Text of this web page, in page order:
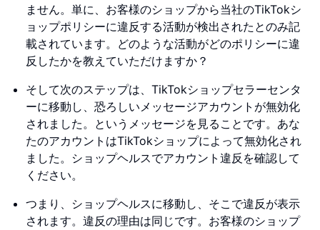
ません。単に、お客様のショップから当社のTikTokシ
ョップポリシーに違反する活動が検出されたとのみ記
載されています。どのような活動がどのポリシーに違
反したかを教えていただけますか？
そして次のステップは、TikTokショップセラーセンタ
ーに移動し、恐ろしいメッセージアカウントが無効化
されました。というメッセージを見ることです。あな
たのアカウントはTikTokショップによって無効化され
ました。ショップヘルスでアカウント違反を確認して
ください。
つまり、ショップヘルスに移動し、そこで違反が表示
されます。違反の理由は同じです。お客様のショップ